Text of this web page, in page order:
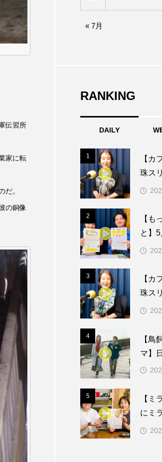
校 つながりCafe‐Nanana no Moe
とっておきシネマ
ふたりの魔女
みなとっちラジオ！
たベビーマッサージ
リースクラップブッキング
ス製作 アメリカ映画 アメリカ製作
アン・ハサウェイ
イギリス製作 イタリア
ウィキッド
ブル・コスモス
レス エミリー・ワトソン
エンターテインメント オダギリジョー
カナダ映画 カフェテラス
ニングラジオ
伝習所
家に転
だ。
の銅像
« 7月
RANKING
DAILY
1
【カ
珠ス
日（
2
【も
と】
知症
3
【カ
珠ス
26日
4
【鳥
マ】
5
【ミ
にミ
（金